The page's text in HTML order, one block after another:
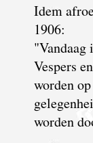
Idem
1906:
"Vandaag
Vespers
worden
worden